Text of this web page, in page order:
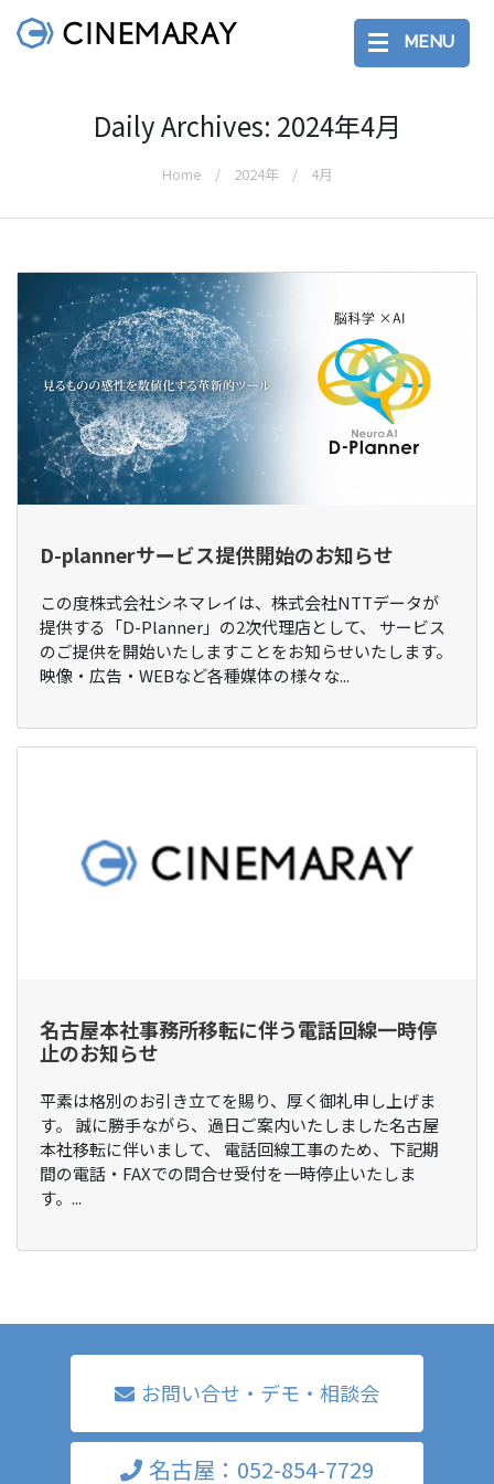
MENU
Daily Archives: 2024年4月
Home 2024年 4月
D-plannerサービス提供開始のお知らせ
この度株式会社シネマレイは、株式会社NTTデータが
提供する「D-Planner」の2次代理店として、 サービス
のご提供を開始いたしますことをお知らせいたします。
映像・広告・WEBなど各種媒体の様々な...
名古屋本社事務所移転に伴う電話回線一時停
止のお知らせ
平素は格別のお引き立てを賜り、厚く御礼申し上げま
す。 誠に勝手ながら、過日ご案内いたしました名古屋
本社移転に伴いまして、 電話回線工事のため、下記期
間の電話・FAXでの問合せ受付を一時停止いたしま
す。...
お問い合せ・デモ・相談会
名古屋：052-854-7729